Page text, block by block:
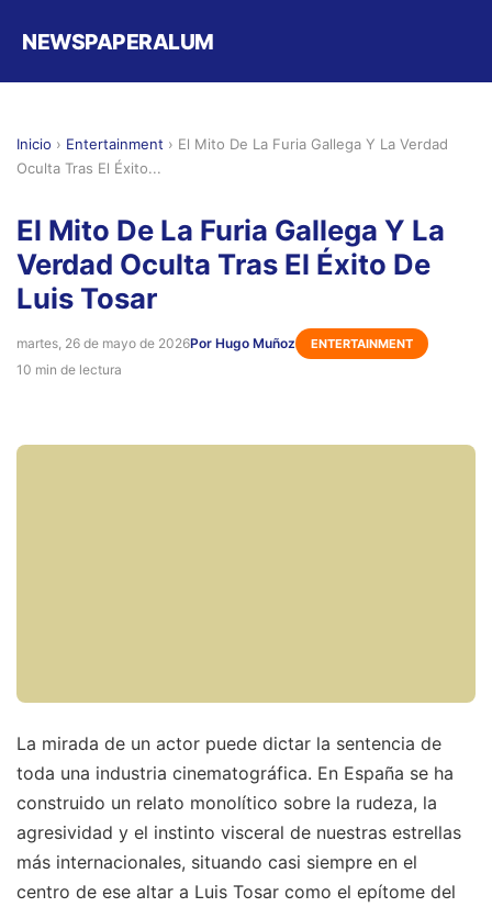
NEWSPAPERALUM
Inicio › Entertainment › El Mito De La Furia Gallega Y La Verdad
Oculta Tras El Éxito...
El Mito De La Furia Gallega Y La
Verdad Oculta Tras El Éxito De
Luis Tosar
martes, 26 de mayo de 2026Por Hugo Muñoz ENTERTAINMENT
10 min de lectura
La mirada de un actor puede dictar la sentencia de
toda una industria cinematográfica. En España se ha
construido un relato monolítico sobre la rudeza, la
agresividad y el instinto visceral de nuestras estrellas
más internacionales, situando casi siempre en el
centro de ese altar a Luis Tosar como el epítome del